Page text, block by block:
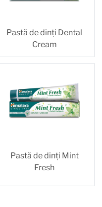
Pastă de dinți Dental
Cream
Pastă de dinți Mint
Fresh